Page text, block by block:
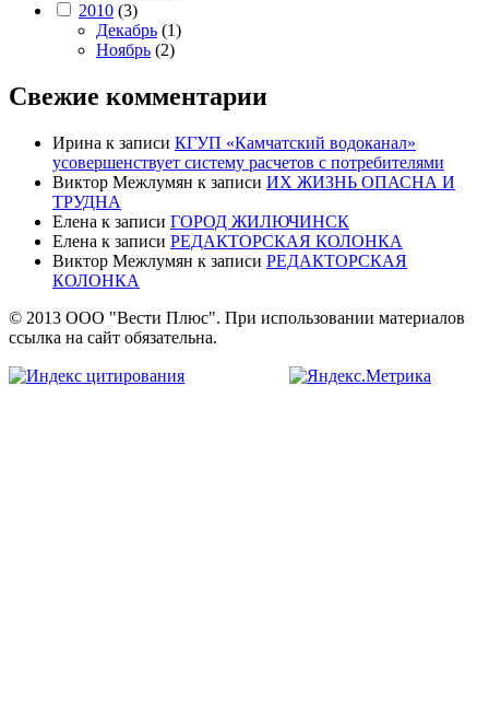
2010 (3)
Декабрь (1)
Ноябрь (2)
Свежие комментарии
Ирина к записи КГУП «Камчатский водоканал»
усовершенствует систему расчетов с потребителями
Виктор Межлумян к записи ИХ ЖИЗНЬ ОПАСНА И
ТРУДНА
Елена к записи ГОРОД ЖИЛЮЧИНСК
Елена к записи РЕДАКТОРСКАЯ КОЛОНКА
Виктор Межлумян к записи РЕДАКТОРСКАЯ
КОЛОНКА
© 2013 ООО "Вести Плюс". При использовании материалов
ссылка на сайт обязательна.